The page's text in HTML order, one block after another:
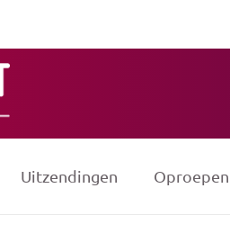
Uitzendingen Oproepen